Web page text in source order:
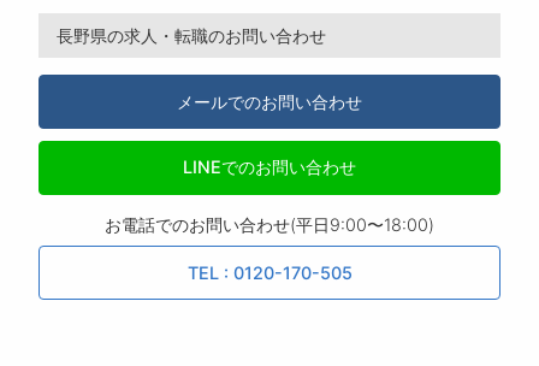
長野県の求人・転職のお問い合わせ
メールでのお問い合わせ
LINEでのお問い合わせ
お電話でのお問い合わせ(平日9:00〜18:00)
TEL : 0120-170-505